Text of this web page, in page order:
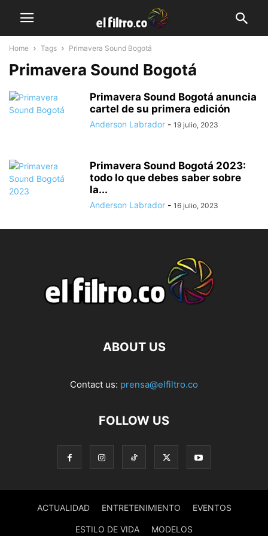
Home Tags Primavera Sound Bogotá
Primavera Sound Bogotá
Primavera Sound Bogotá anuncia
cartel de su primera edición
Anderson Labrador - 19 julio, 2023
Primavera Sound Bogotá 2023:
todo lo que debes saber sobre
la...
Anderson Labrador - 16 julio, 2023
ABOUT US
Contact us: prensa@elfiltro.co
FOLLOW US
ACTUALIDAD ENTRETENIMIENTO EVENTOS
ESTILO DE VIDA MODELOS